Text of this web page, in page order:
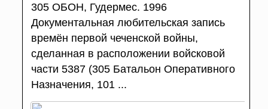
305 ОБОН, Гудермес. 1996
Документальная любительская запись
времён первой чеченской войны,
сделанная в расположении войсковой
части 5387 (305 Батальон Оперативного
Назначения, 101 ...